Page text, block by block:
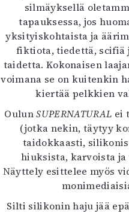
silmäyksellä
tapauksessa, jos
yksityiskohtaista ja
fiktiota, tiedettä, scifiä
taidetta. Kokonaisen
voimana se on kuitenkin
kiertää pelkkien
OulunSUPERNATURAL ei
(jotka nekin, täytyy
taidokkaasti,
hiuksista, karvoista
Näyttely esittelee myös
Silti silikonin haju jää